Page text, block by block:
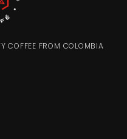
COFFEE FROM COLOMBIA